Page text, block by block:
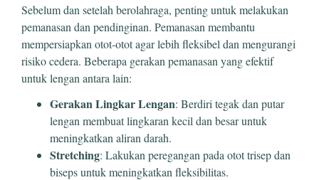
Sebelum dan setelah berolahraga, penting untuk melakukan
pemanasan dan pendinginan. Pemanasan membantu
mempersiapkan otot-otot agar lebih fleksibel dan mengurangi
risiko cedera. Beberapa gerakan pemanasan yang efektif
untuk lengan antara lain:
Gerakan Lingkar Lengan: Berdiri tegak dan putar
lengan membuat lingkaran kecil dan besar untuk
meningkatkan aliran darah.
Stretching: Lakukan peregangan pada otot trisep dan
biseps untuk meningkatkan fleksibilitas.